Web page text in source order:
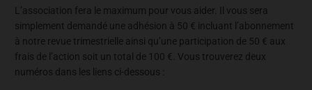
L’association fera le maximum pour vous aider. Il vous sera
simplement demandé une adhésion à 50 € incluant l’abonnement
à notre revue trimestrielle ainsi qu’une participation de 50 € aux
frais de l’action soit un total de 100 €. Vous trouverez deux
numéros dans les liens ci-dessous :